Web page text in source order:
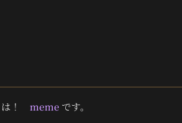
は！ meme です。